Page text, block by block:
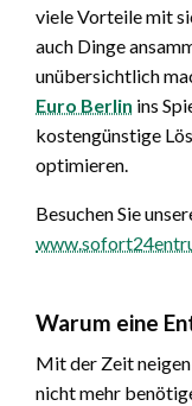
viele Vorteile mit
auch Dinge
unübersichtlich
Euro Berlin ins
kostengünstige
optimieren.
Besuchen Sie
Warum eine
Mit der Zeit
nicht mehr